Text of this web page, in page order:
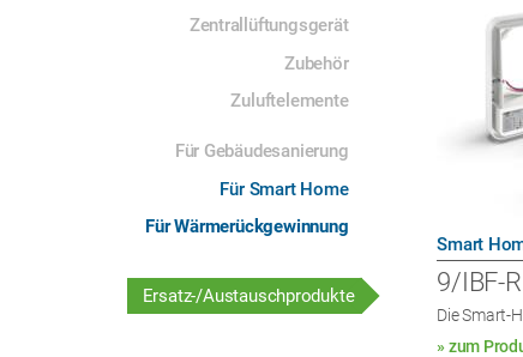
Zentrallüftungsgerät
Zubehör
Zuluftelemente
Für Gebäudesanierung
Für Smart Home
Für Wärmerückgewinnung
Ersatz-/Austauschprodukte
Smart
9/IBF-
Die Smart-
» zum